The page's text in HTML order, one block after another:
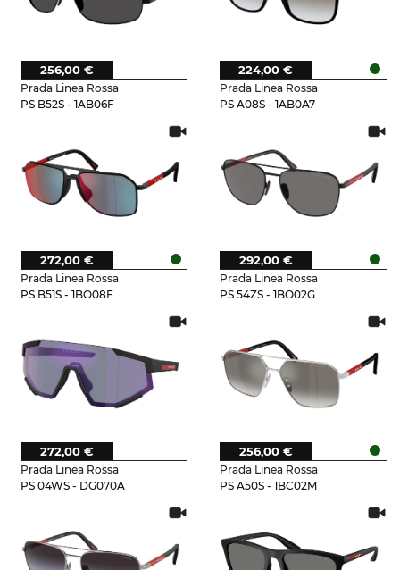
Prada Linea Rossa
PS B52S - 1AB06F
256,00 €
Prada Linea Rossa
PS A08S - 1AB0A7
224,00 €
Prada Linea Rossa
PS B51S - 1BO08F
272,00 €
Prada Linea Rossa
PS 54ZS - 1BO02G
292,00 €
Prada Linea Rossa
PS 04WS - DG070A
272,00 €
Prada Linea Rossa
PS A50S - 1BC02M
256,00 €